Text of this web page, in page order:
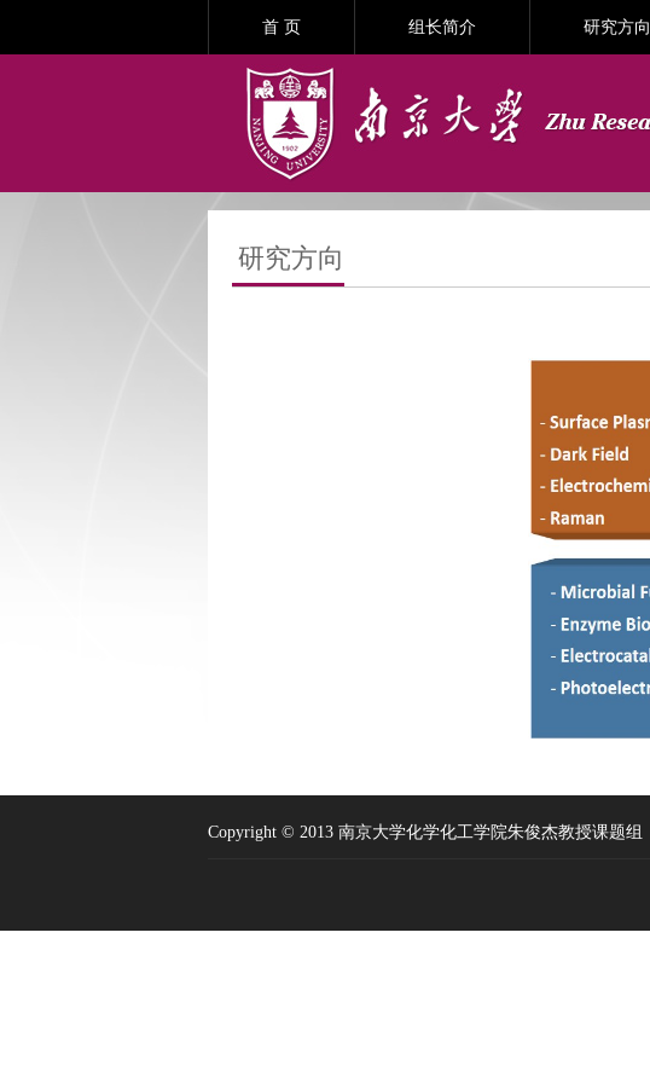
首 页 组长简介 研究方向
研究方向
Copyright © 2013 南京大学化学化工学院朱俊杰教授课题组